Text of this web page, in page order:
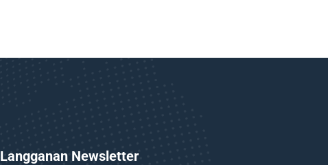
Langganan Newsletter